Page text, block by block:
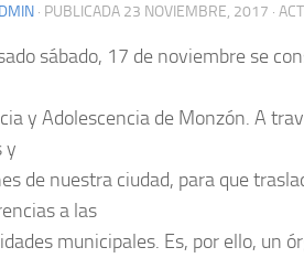
· PUBLICADA 23 NOVIEMBRE, 2017 ·
sábado, 17 de noviembre se
y Adolescencia de Monzón. A
y
de nuestra ciudad, para que
a las
municipales. Es, por ello, un